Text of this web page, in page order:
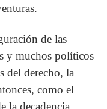
de las
y muchos políticos
del derecho, la
como el